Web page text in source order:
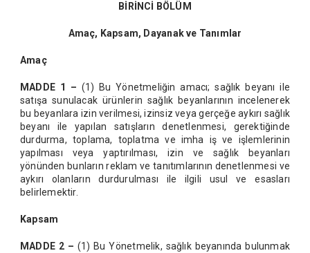
BİRİNCİ BÖLÜM
Amaç, Kapsam, Dayanak ve Tanımlar
Amaç
MADDE 1 – (1) Bu Yönetmeliğin amacı; sağlık beyanı ile
satışa sunulacak ürünlerin sağlık beyanlarının incelenerek
bu beyanlara izin verilmesi, izinsiz veya gerçeğe aykırı sağlık
beyanı ile yapılan satışların denetlenmesi, gerektiğinde
durdurma, toplama, toplatma ve imha iş ve işlemlerinin
yapılması veya yaptırılması, izin ve sağlık beyanları
yönünden bunların reklam ve tanıtımlarının denetlenmesi ve
aykırı olanların durdurulması ile ilgili usul ve esasları
belirlemektir.
Kapsam
MADDE 2 – (1) Bu Yönetmelik, sağlık beyanında bulunmak